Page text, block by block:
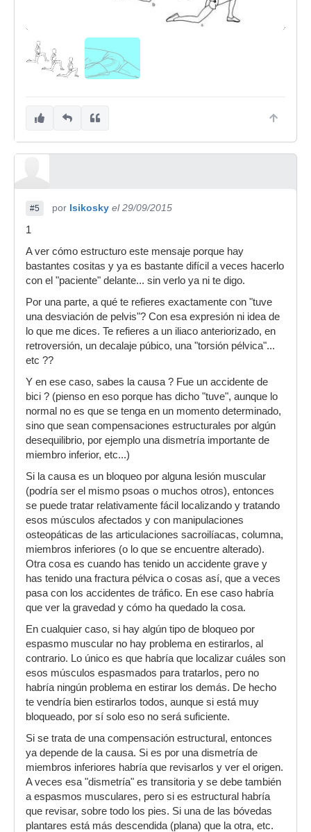
#5 por Isikosky el 29/09/2015
1
A ver cómo estructuro este mensaje porque hay
bastantes cositas y ya es bastante difícil a veces hacerlo
con el "paciente" delante... sin verlo ya ni te digo.
Por una parte, a qué te refieres exactamente con "tuve
una desviación de pelvis"? Con esa expresión ni idea de
lo que me dices. Te refieres a un iliaco anteriorizado, en
retroversión, un decalaje púbico, una "torsión pélvica"...
etc ??
Y en ese caso, sabes la causa ? Fue un accidente de
bici ? (pienso en eso porque has dicho "tuve", aunque lo
normal no es que se tenga en un momento determinado,
sino que sean compensaciones estructurales por algún
desequilibrio, por ejemplo una dismetría importante de
miembro inferior, etc...)
Si la causa es un bloqueo por alguna lesión muscular
(podría ser el mismo psoas o muchos otros), entonces
se puede tratar relativamente fácil localizando y tratando
esos músculos afectados y con manipulaciones
osteopáticas de las articulaciones sacroilíacas, columna,
miembros inferiores (o lo que se encuentre alterado).
Otra cosa es cuando has tenido un accidente grave y
has tenido una fractura pélvica o cosas así, que a veces
pasa con los accidentes de tráfico. En ese caso habría
que ver la gravedad y cómo ha quedado la cosa.
En cualquier caso, si hay algún tipo de bloqueo por
espasmo muscular no hay problema en estirarlos, al
contrario. Lo único es que habría que localizar cuáles son
esos músculos espasmados para tratarlos, pero no
habría ningún problema en estirar los demás. De hecho
te vendría bien estirarlos todos, aunque si está muy
bloqueado, por sí solo eso no será suficiente.
Si se trata de una compensación estructural, entonces
ya depende de la causa. Si es por una dismetría de
miembros inferiores habría que revisarlos y ver el origen.
A veces esa "dismetría" es transitoria y se debe también
a espasmos musculares, pero si es estructural habría
que revisar, sobre todo los pies. Si una de las bóvedas
plantares está más descendida (plana) que la otra, etc.